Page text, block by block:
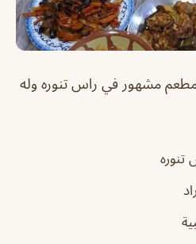
مشهور في راس تنوره وله
تنوره